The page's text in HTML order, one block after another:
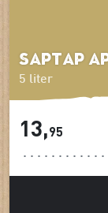
5 liter
Saptap
13,95